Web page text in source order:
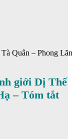
Quân – Phong
giới Dị Thế
– Tóm tắt